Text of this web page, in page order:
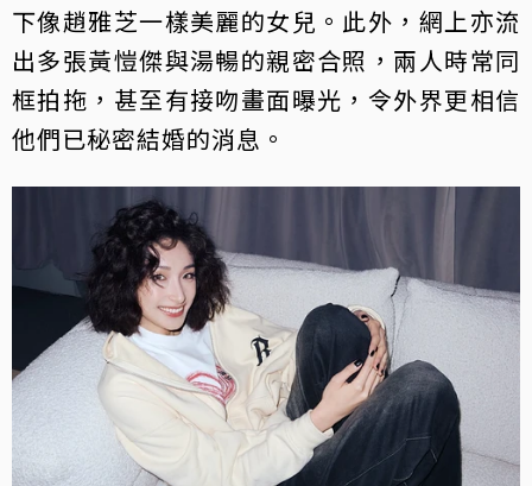
下像趙雅芝一樣美麗的女兒。此外，網上亦流
出多張黃愷傑與湯暢的親密合照，兩人時常同
框拍拖，甚至有接吻畫面曝光，令外界更相信
他們已秘密結婚的消息。